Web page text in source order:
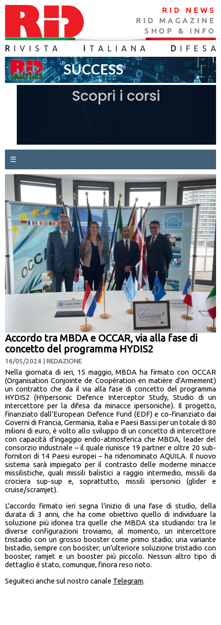
RID NEWS
RID MAGAZINE
SHOP & INFO
R IVISTA TALIANA D IFES A
☰
Accordo tra MBDA e OCCAR, via alla fase di
concetto del programma HYDIS2
16/05/2024 | REDAZIONE
Nella giornata di ieri, 15 maggio, MBDA ha firmato con OCCAR
(Organisation Conjointe de Coopération en matière d’Armement)
un contratto che da il via alla fase di concetto del programma
HYDIS2 (HYpersonic Defence Interceptor Study, Studio di un
intercettore per la difesa da minacce ipersoniche). Il progetto,
finanziato dall’European Defence Fund (EDF) e co-finanziato dai
Governi di Francia, Germania, Italia e Paesi Bassi per un totale di 80
milioni di euro, è volto allo sviluppo di un concetto di intercettore
con capacità d’ingaggio endo-atmosferica che MBDA, leader del
consorzio industriale – il quale riunisce 19 partner e oltre 20 sub-
fornitori di 14 Paesi europei – ha ridenominato AQUILA. Il nuovo
sistema sarà impiegato per il contrasto delle moderne minacce
missilistiche, quali missili balistici a raggio intermedio, missili da
crociera sup-sup e, soprattutto, missili ipersonici (glider e
cruise/scramjet).
L’accordo firmato ieri segna l’inizio di una fase di studio, della
durata di 3 anni, che ha come obiettivo quello di individuare la
soluzione più idonea tra quelle che MBDA sta studiando: tra le
diverse configurazioni troviamo, al momento, un intercettore
tristadio con un grosso booster come primo stadio; una variante
bistadio, sempre con booster; un’ulteriore soluzione tristadio con
booster, ramjet e un booster più piccolo. Nessun altro tipo di
dettaglio è stato, comunque, finora reso noto.
Seguiteci anche sul nostro canale Telegram.